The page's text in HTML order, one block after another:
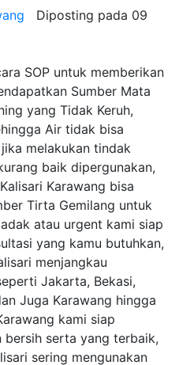
Diposting pada 09
SOP untuk memberikan
Sumber Mata
yang Tidak Keruh,
Air tidak bisa
melakukan tindak
baik dipergunakan,
Karawang bisa
Tirta Gemilang untuk
atau urgent kami siap
yang kamu butuhkan,
menjangkau
Jakarta, Bekasi,
Juga Karawang hingga
kami siap
bersih serta yang terbaik,
sering mengunakan